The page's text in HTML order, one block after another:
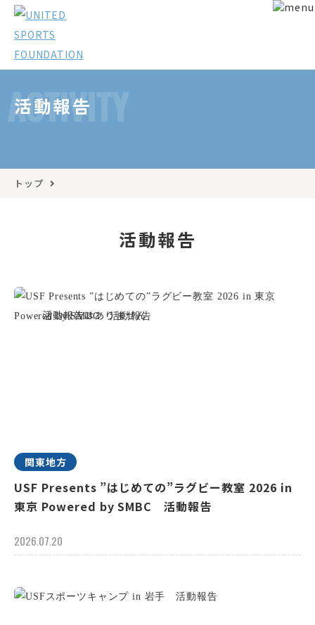
ACTIVITY
活動報告
トップ
活動報告
関東地方
USF Presents ”はじめての”ラグビー教室 2026 in
東京 Powered by SMBC 活動報告
2026.07.20